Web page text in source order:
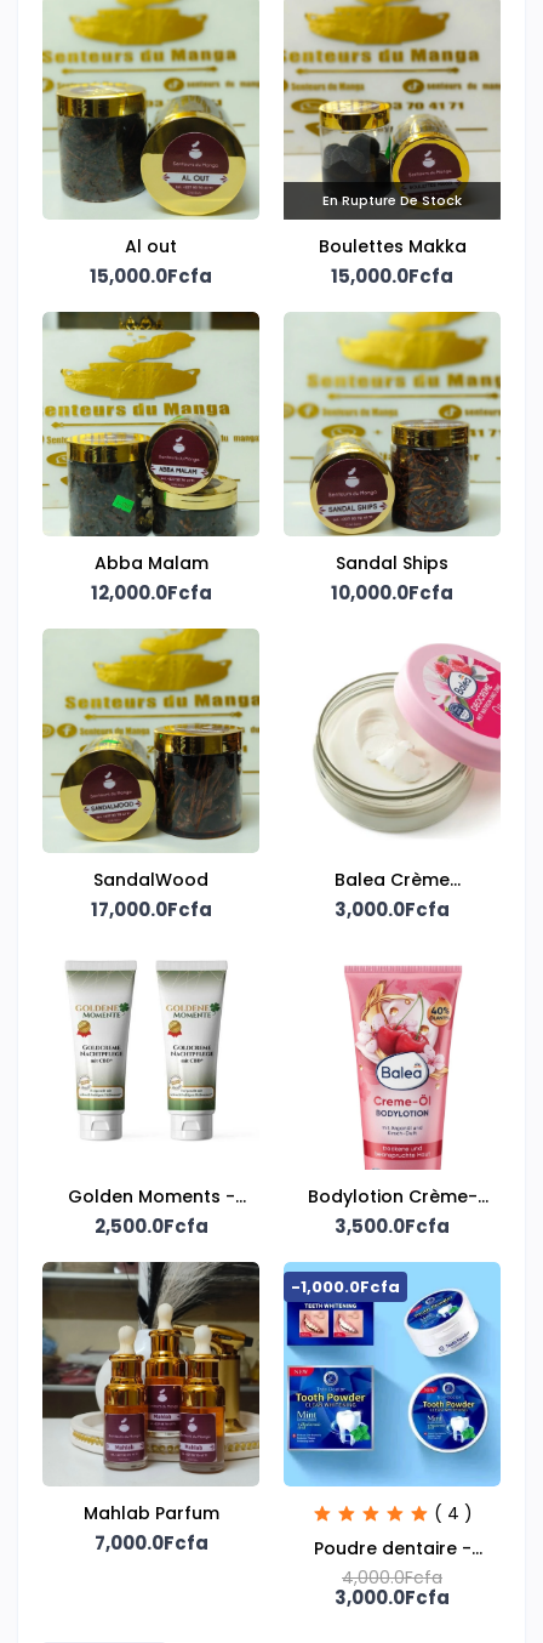
Al out
15,000.0Fcfa
En Rupture De Stock
Boulettes Makka
15,000.0Fcfa
Abba Malam
12,000.0Fcfa
Sandal Ships
10,000.0Fcfa
SandalWood
17,000.0Fcfa
Balea Crème
déodorante
3,000.0Fcfa
Golden Moments -
Soins de nuit
2,500.0Fcfa
Bodylotion Crème-
Huile au Cerise
3,500.0Fcfa
Mahlab Parfum
7,000.0Fcfa
-1,000.0Fcfa
( 4 )
Poudre dentaire -
Tree Doctor
4,000.0Fcfa
3,000.0Fcfa